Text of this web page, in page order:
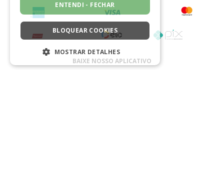
BAIXE NOSSO APLICATIVO
ENTENDI - FECHAR
BLOQUEAR COOKIES
MOSTRAR DETALHES
ESTRITAMENTE NECESSÁRIOS